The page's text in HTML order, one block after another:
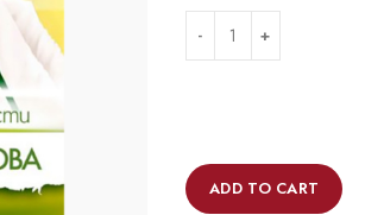
ADD TO CART